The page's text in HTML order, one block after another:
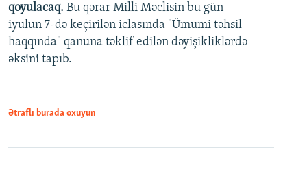
480p
720p
qoyulacaq. Bu qərar Milli Məclisin bu gün —
iyulun 7-də keçirilən iclasında "Ümumi təhsil
haqqında" qanuna təklif edilən dəyişikliklərdə
əksini tapıb.
Ətraflı burada oxuyun